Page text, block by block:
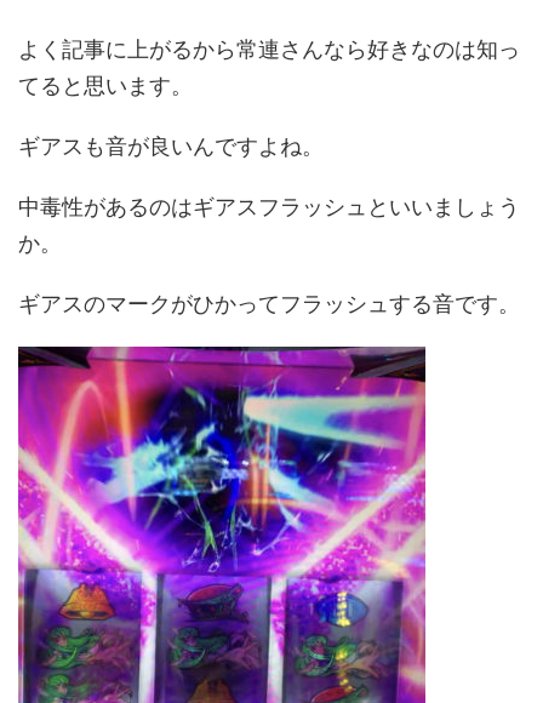
よく記事に上がるから常連さんなら好きなのは知っ
てると思います。
ギアスも音が良いんですよね。
中毒性があるのはギアスフラッシュといいましょう
か。
ギアスのマークがひかってフラッシュする音です。